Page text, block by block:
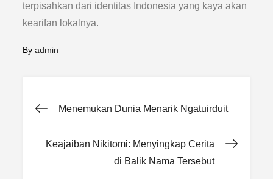
terpisahkan dari identitas Indonesia yang kaya akan
kearifan lokalnya.
Byadmin
Post
navigation
Menemukan Dunia Menarik Ngatuirduit
Keajaiban Nikitomi: Menyingkap Cerita
di Balik Nama Tersebut